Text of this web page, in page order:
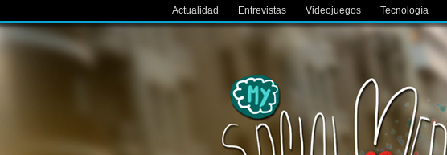
Actualidad Entrevistas Videojuegos Tecnología